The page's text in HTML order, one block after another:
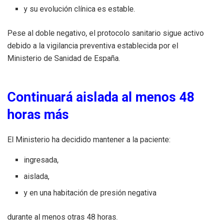
y su evolución clínica es estable.
Pese al doble negativo, el protocolo sanitario sigue activo
debido a la vigilancia preventiva establecida por el
Ministerio de Sanidad de España.
Continuará aislada al menos 48
horas más
El Ministerio ha decidido mantener a la paciente:
ingresada,
aislada,
y en una habitación de presión negativa
durante al menos otras 48 horas.